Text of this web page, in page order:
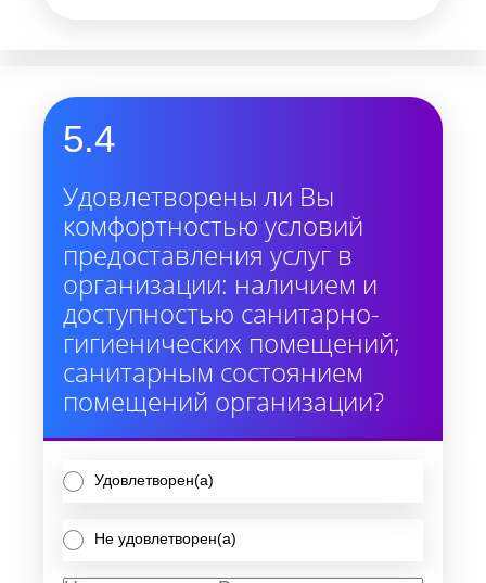
5.4
Удовлетворены ли Вы
комфортностью условий
предоставления услуг в
организации: наличием и
доступностью санитарно-
гигиенических помещений;
санитарным состоянием
помещений организации?
Удовлетворен(а)
Не удовлетворен(а)